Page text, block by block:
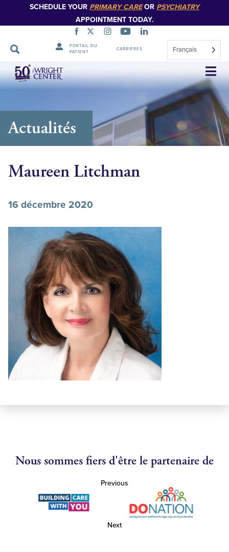
SCHEDULE YOUR PRIMARY CAREOR PSYCHIATRY
APPOINTMENT TODAY.
PORTAIL DU
PATIENT
CARRIÈRES Français
Sauter
la
navigation
Actualités
Maureen Litchman
16 décembre 2020
Nous sommes fiers d'être le partenaire de
Previous
Next